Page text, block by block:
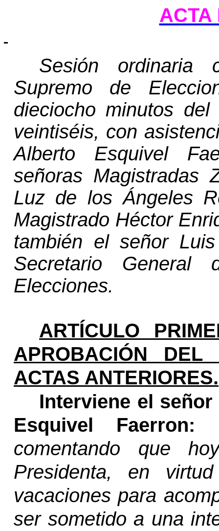
ACTA
Sesión ordinaria
Supremo de
dieciocho minutos
veintiséis, con
Alberto Esquivel
señoras Magistradas
Luz de los Ángeles
Magistrado Héctor
también el señor
Secretario General
Elecciones.
ARTÍCULO
APROBACIÓN
ACTAS ANTERIORES.
Interviene el
Esquivel Faerron:
comentando que
Presidenta, en
vacaciones para
ser sometido a una